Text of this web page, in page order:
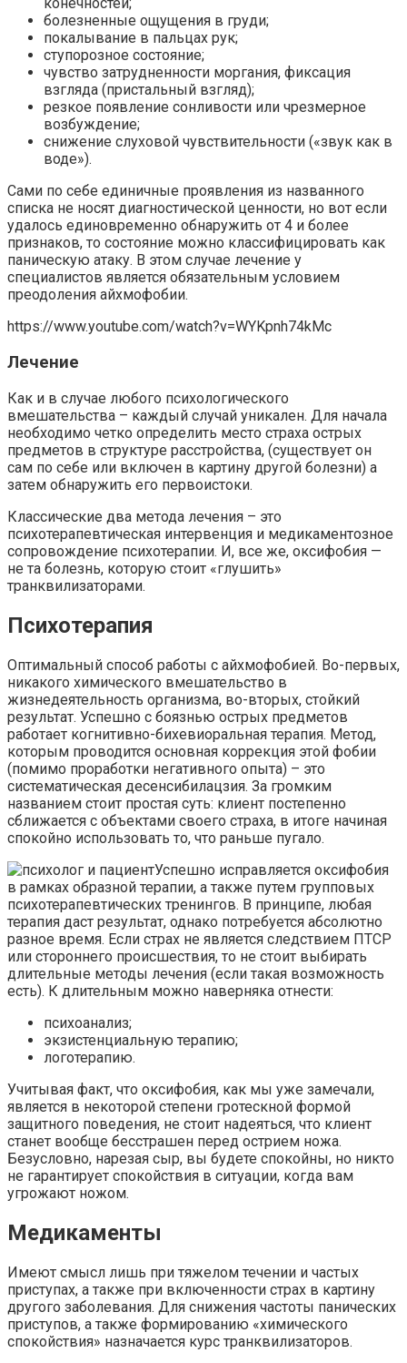
конечностей;
болезненные ощущения в груди;
покалывание в пальцах рук;
ступорозное состояние;
чувство затрудненности моргания, фиксация
взгляда (пристальный взгляд);
резкое появление сонливости или чрезмерное
возбуждение;
снижение слуховой чувствительности («звук как в
воде»).
Сами по себе единичные проявления из названного
списка не носят диагностической ценности, но вот если
удалось единовременно обнаружить от 4 и более
признаков, то состояние можно классифицировать как
паническую атаку. В этом случае лечение у
специалистов является обязательным условием
преодоления айхмофобии.
https://www.youtube.com/watch?v=WYKpnh74kMc
Лечение
Как и в случае любого психологического
вмешательства – каждый случай уникален. Для начала
необходимо четко определить место страха острых
предметов в структуре расстройства, (существует он
сам по себе или включен в картину другой болезни) а
затем обнаружить его первоистоки.
Классические два метода лечения – это
психотерапевтическая интервенция и медикаментозное
сопровождение психотерапии. И, все же, оксифобия —
не та болезнь, которую стоит «глушить»
транквилизаторами.
Психотерапия
Оптимальный способ работы с айхмофобией. Во-первых,
никакого химического вмешательство в
жизнедеятельность организма, во-вторых, стойкий
результат. Успешно с боязнью острых предметов
работает когнитивно-бихевиоральная терапия. Метод,
которым проводится основная коррекция этой фобии
(помимо проработки негативного опыта) – это
систематическая десенсибилацзия. За громким
названием стоит простая суть: клиент постепенно
сближается с объектами своего страха, в итоге начиная
спокойно использовать то, что раньше пугало.
Успешно исправляется оксифобия
в рамках образной терапии, а также путем групповых
психотерапевтических тренингов. В принципе, любая
терапия даст результат, однако потребуется абсолютно
разное время. Если страх не является следствием ПТСР
или стороннего происшествия, то не стоит выбирать
длительные методы лечения (если такая возможность
есть). К длительным можно наверняка отнести:
психоанализ;
экзистенциальную терапию;
логотерапию.
Учитывая факт, что оксифобия, как мы уже замечали,
является в некоторой степени гротескной формой
защитного поведения, не стоит надеяться, что клиент
станет вообще бесстрашен перед острием ножа.
Безусловно, нарезая сыр, вы будете спокойны, но никто
не гарантирует спокойствия в ситуации, когда вам
угрожают ножом.
Медикаменты
Имеют смысл лишь при тяжелом течении и частых
приступах, а также при включенности страх в картину
другого заболевания. Для снижения частоты панических
приступов, а также формированию «химического
спокойствия» назначается курс транквилизаторов.